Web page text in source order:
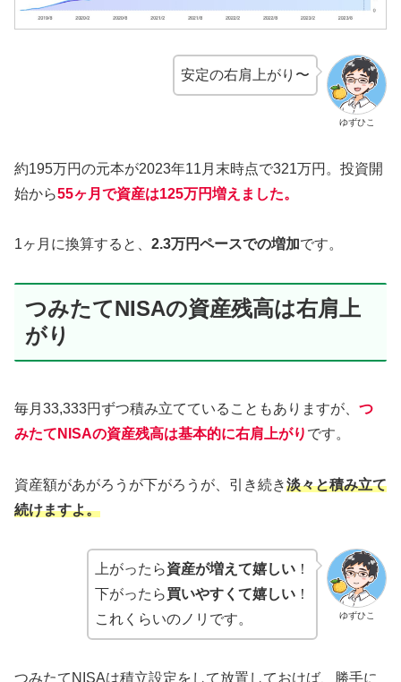
ゆずひこ
安定の右肩上がり〜
約195万円の元本が2023年11月末時点で321万円。投資開
始から55ヶ月で資産は125万円増えました。
1ヶ月に換算すると、 2.3万円ペースでの増加です。
つみたてNISAの資産残高は右肩上
がり
毎月33,333円ずつ積み立てていることもありますが、 つ
みたてNISAの資産残高は基本的に右肩上がり です。
資産額があがろうが下がろうが、引き続き淡々と積み立て
続けますよ。
ゆずひこ
上がったら資産が増えて嬉しい ！
下がったら買いやすくて嬉しい ！
これくらいのノリです。
つみたてNISAは積立設定をして放置しておけば、勝手に